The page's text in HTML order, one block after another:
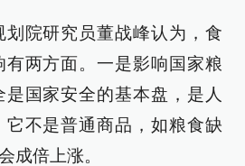
院研究员董战峰认为，食
两方面。一是影响国家粮
国家安全的基本盘，是人
它不是普通商品，如粮食缺
成倍上涨。